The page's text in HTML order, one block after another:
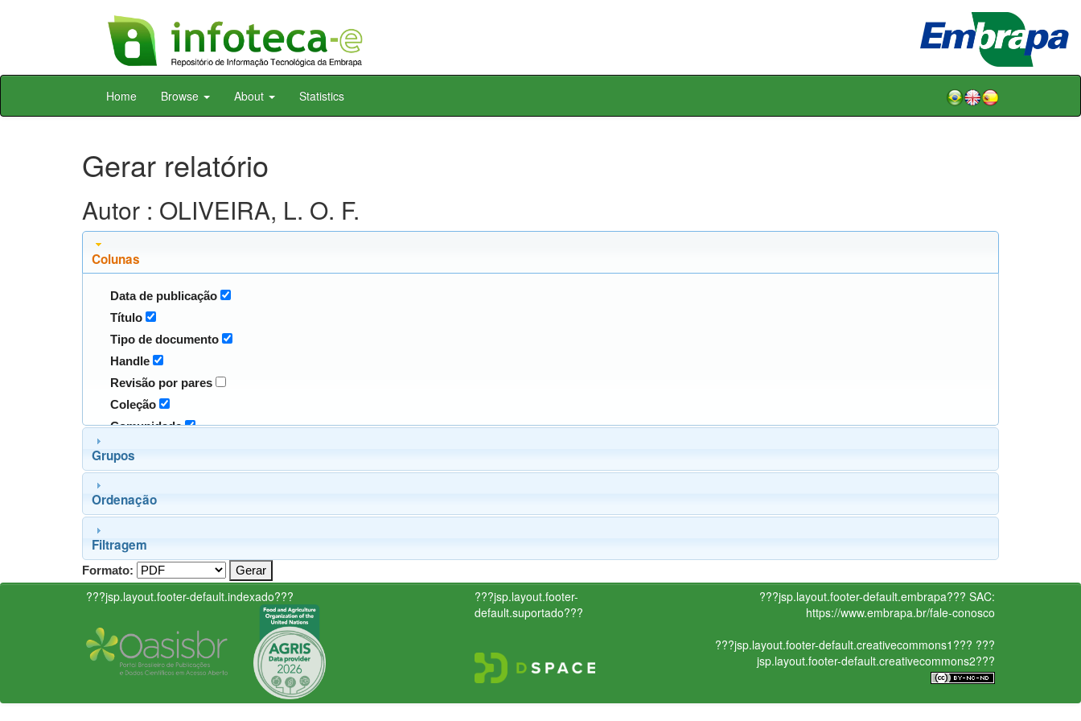
Skip
Home Browse About Statistics
Gerar relatório
Autor : OLIVEIRA, L. O. F.
Colunas
Data de publicação
Título
Tipo de documento
Handle
Revisão por pares
Coleção
Comunidade
Grupos
Ordenação
Filtragem
Formato:
???jsp.layout.footer-default.indexado???
???jsp.layout.footer-
default.suportado???
???jsp.layout.footer-default.embrapa??? SAC:
https://www.embrapa.br/fale-conosco
???jsp.layout.footer-default.creativecommons1??? ???
jsp.layout.footer-default.creativecommons2???